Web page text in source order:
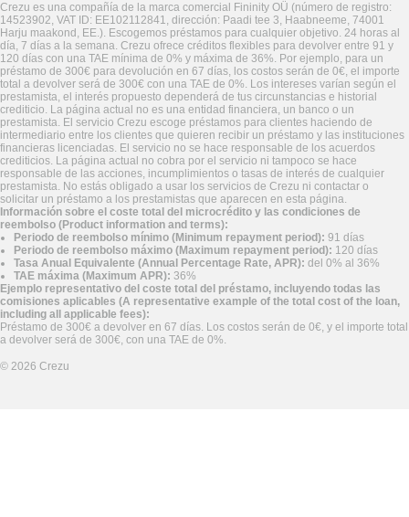
Crezu es una compañía de la marca comercial Fininity OÜ (número de registro:
14523902, VAT ID: EE102112841, dirección: Paadi tee 3, Haabneeme, 74001
Harju maakond, EE.). Escogemos préstamos para cualquier objetivo. 24 horas al
día, 7 días a la semana. Crezu ofrece créditos flexibles para devolver entre 91 y
120 días con una TAE mínima de 0% y máxima de 36%. Por ejemplo, para un
préstamo de 300€ para devolución en 67 días, los costos serán de 0€, el importe
total a devolver será de 300€ con una TAE de 0%. Los intereses varían según el
prestamista, el interés propuesto dependerá de tus circunstancias e historial
crediticio. La página actual no es una entidad financiera, un banco o un
prestamista. El servicio Crezu escoge préstamos para clientes haciendo de
intermediario entre los clientes que quieren recibir un préstamo y las instituciones
financieras licenciadas. El servicio no se hace responsable de los acuerdos
crediticios. La página actual no cobra por el servicio ni tampoco se hace
responsable de las acciones, incumplimientos o tasas de interés de cualquier
prestamista. No estás obligado a usar los servicios de Crezu ni contactar o
solicitar un préstamo a los prestamistas que aparecen en esta página.
Información sobre el coste total del microcrédito y las condiciones de
reembolso (Product information and terms):
Periodo de reembolso mínimo (Minimum repayment period): 91 días
Periodo de reembolso máximo (Maximum repayment period): 120 días
Tasa Anual Equivalente (Annual Percentage Rate, APR): del 0% al 36%
TAE máxima (Maximum APR): 36%
Ejemplo representativo del coste total del préstamo, incluyendo todas las
comisiones aplicables (A representative example of the total cost of the loan,
including all applicable fees):
Préstamo de 300€ a devolver en 67 días. Los costos serán de 0€, y el importe total
a devolver será de 300€, con una TAE de 0%.
© 2026 Crezu